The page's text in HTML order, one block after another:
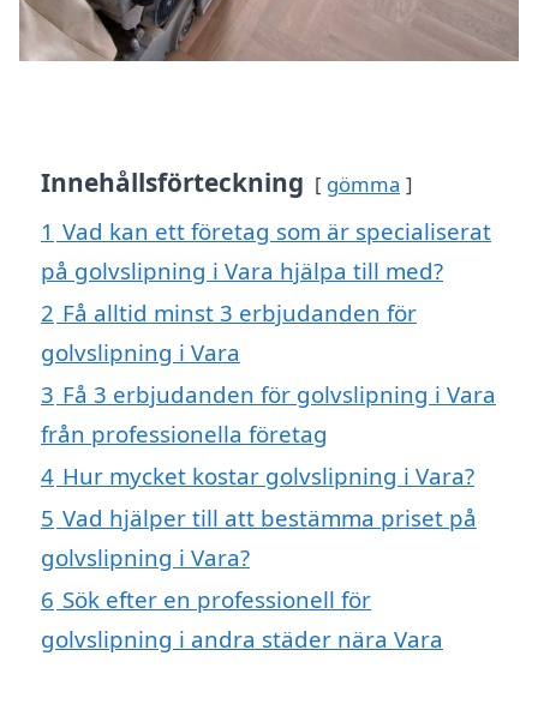
Innehållsförteckning gömma
1 Vad kan ett företag som är specialiserat
på golvslipning i Vara hjälpa till med?
2 Få alltid minst 3 erbjudanden för
golvslipning i Vara
3 Få 3 erbjudanden för golvslipning i Vara
från professionella företag
4 Hur mycket kostar golvslipning i Vara?
5 Vad hjälper till att bestämma priset på
golvslipning i Vara?
6 Sök efter en professionell för
golvslipning i andra städer nära Vara